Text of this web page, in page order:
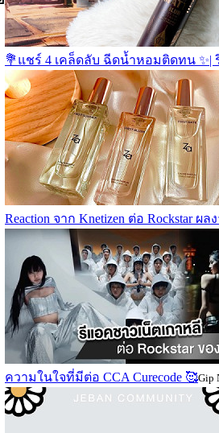
💐แชร์ 4 เคล็ดลับ ฉีดน้ำหอมติดทน ✨| รี
Reaction จาก Knetizen ต่อ Rockstar ผ
ความในใจที่มีต่อ CCA Curecode 🥰Gip